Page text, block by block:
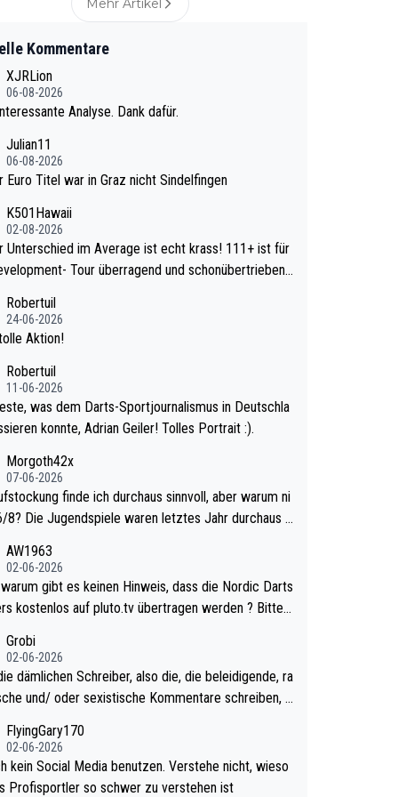
Mehr Artikel
Kommentare
XJRLion
06-08-2026
Analyse. Dank dafür.
Julian11
06-08-2026
Euro Titel war in Graz nicht Sindelfingen
K501Hawaii
02-08-2026
im Average ist echt krass! 111+ ist für
Tour überragend und schonübertrieben
40+ erst recht. Da gewinnst keinen Blume
krasser wie ein Pokalspiel eines Kreisligi
Robertuil
24-06-2026
Aktion!
Robertuil
11-06-2026
was dem Darts-Sportjournalismus in Deutschla
konnte, Adrian Geiler! Tolles Portrait :).
Morgoth42x
07-06-2026
finde ich durchaus sinnvoll, aber warum ni
Jahr durchaus s
Lawrie als Nummer 1 de
eh qualifiziert. Somit ändert die automatische Qualifi
Weltmeisters erstmal nichts. Ich denke sie woll
die PDC und wird wohl wenig WDF Turniere spiele
war bei Archie Self letztes Jahr der Fall. Er musste
Weltmeister durch den Qualifier und ich gla
dass Mitchel sich das (in Vegas) antun würde, w
doch eigentlich die PDC-WM als Ziel hat.
AW1963
02-06-2026
kostenlos auf pluto.tv übertragen werden ? Bitte
Grobi
02-06-2026
dämlichen Schreiber, also die, die beleidigende, ra
und/ oder sexistische Kommentare schreiben, d
Leben in den Griff kriegen. Nur eins wundert
Littler war doch neulich erst derjenige, der übe
Media GvV provoziert hat. Und Littlers Mutter schi
FlyingGary170
02-06-2026
kein Social Media benutzen. Verstehe nicht, wieso
Profisportler so schwer zu verstehen ist